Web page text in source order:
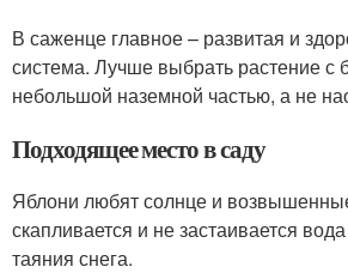
В саженце главное – развитая и
система. Лучше выбрать растение с
небольшой наземной частью, а не
Подходящее место в саду
Яблони любят солнце и
скапливается и не застаивается
таяния снега.